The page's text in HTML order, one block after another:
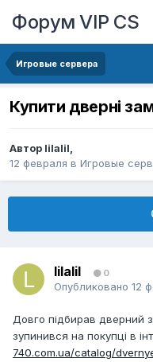
Форум VIP CS
Игровые сервера
Купити дверні
Автор lilalil,
12 февраля в Игровые
lilalil 0
Опубликовано 12
Довго підбирав дверний
зупинився на покупці в
740.com.ua/catalog/